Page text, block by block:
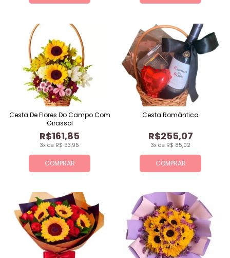
COMPRAR
3x de R$ 53,95
R$161,85
Cesta De Flores Do Campo Com
Girassol
COMPRAR
3x de R$ 85,02
R$255,07
Cesta Romântica